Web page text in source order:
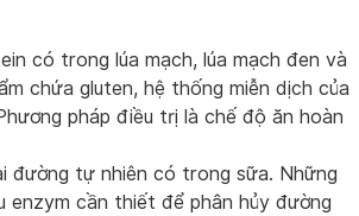
có trong lúa mạch, lúa mạch đen và
chứa gluten, hệ thống miễn dịch của
pháp điều trị là chế độ ăn hoàn
đường tự nhiên có trong sữa. Những
enzym cần thiết để phân hủy đường